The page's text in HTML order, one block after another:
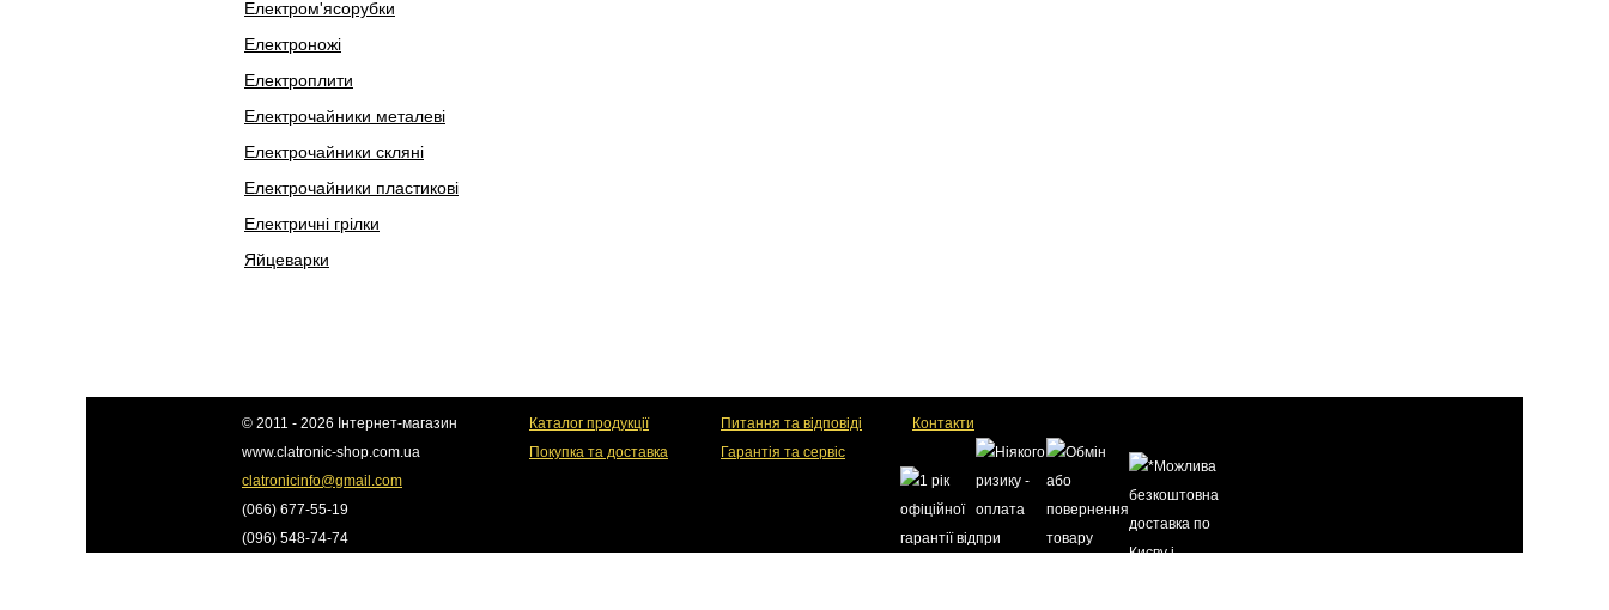
Електром'ясорубки
Електроножі
Електроплити
Електрочайники металеві
Електрочайники скляні
Електрочайники пластикові
Електричні грілки
Яйцеварки
© 2011 - 2026 Інтернет-магазин
www.clatronic-shop.com.ua
clatronicinfo@gmail.com
(066) 677-55-19
(096) 548-74-74
Каталог продукції
Покупка та доставка
Питання та відповіді
Гарантія та сервіс
Контакти